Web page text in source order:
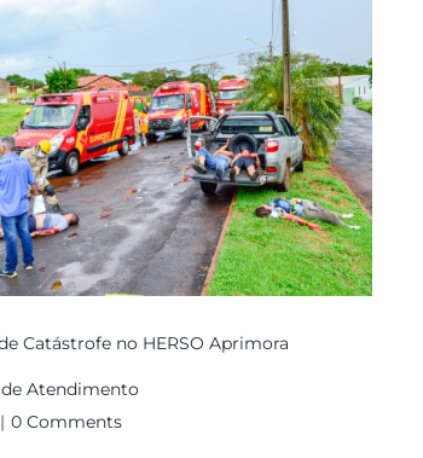
Catástrofe no HERSO Aprimora
Atendimento
| 0 Comments